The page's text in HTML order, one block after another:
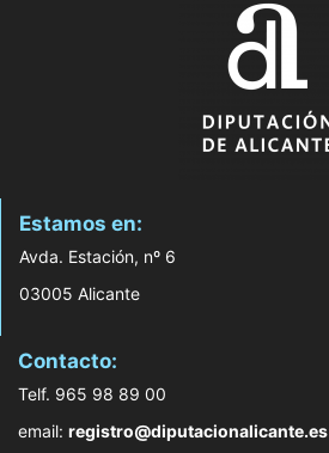
Estamos en:
Avda. Estación, nº 6
03005 Alicante
Contacto:
Telf. 965 98 89 00
email: registro@diputacionalicante.es